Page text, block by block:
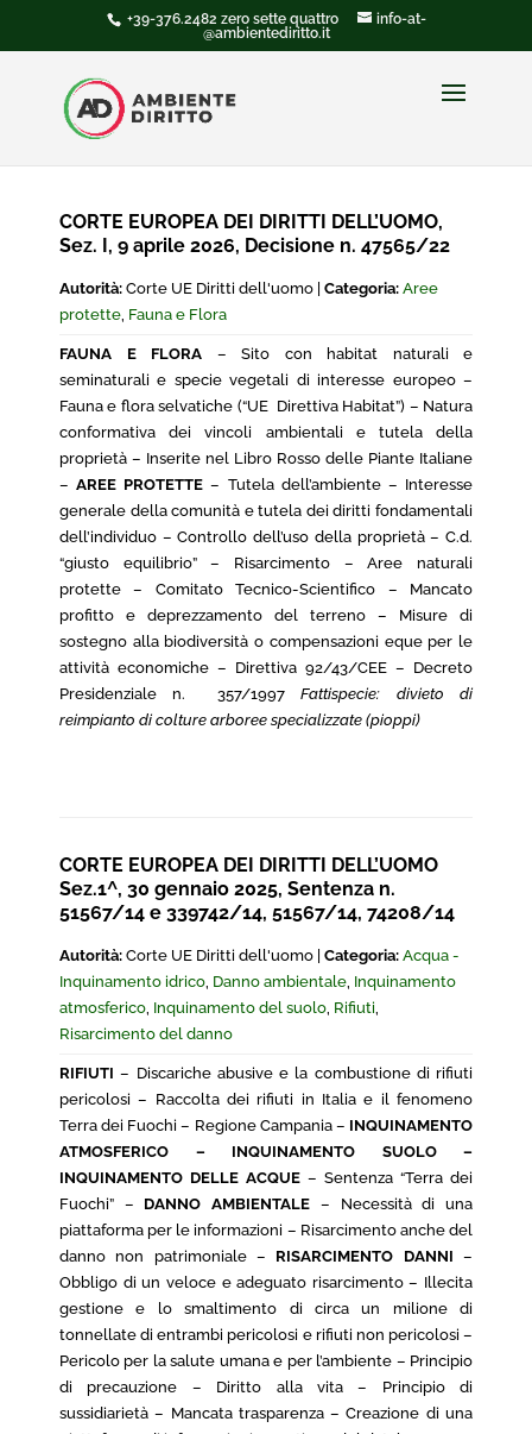
+39-376.2482 zero sette quattro
info-at-
@ambientediritto.it
CORTE EUROPEA DEI DIRITTI DELL’UOMO,
Sez. I, 9 aprile 2026, Decisione n. 47565/22
Autorità: Corte UE Diritti dell'uomo | Categoria: Aree
protette, Fauna e Flora
FAUNA E FLORA – Sito con habitat naturali e
seminaturali e specie vegetali di interesse europeo –
Fauna e flora selvatiche (“UE Direttiva Habitat”) – Natura
conformativa dei vincoli ambientali e tutela della
proprietà – Inserite nel Libro Rosso delle Piante Italiane
–AREE PROTETTE – Tutela dell’ambiente – Interesse
generale della comunità e tutela dei diritti fondamentali
dell’individuo – Controllo dell’uso della proprietà – C.d.
“giusto equilibrio” – Risarcimento – Aree naturali
protette – Comitato Tecnico-Scientifico – Mancato
profitto e deprezzamento del terreno – Misure di
sostegno alla biodiversità o compensazioni eque per le
attività economiche – Direttiva 92/43/CEE – Decreto
Presidenziale n. 357/1997Fattispecie: divieto di
reimpianto di colture arboree specializzate (pioppi)
CORTE EUROPEA DEI DIRITTI DELL’UOMO
Sez.1^, 30 gennaio 2025, Sentenza n.
51567/14 e 339742/14, 51567/14, 74208/14
Autorità: Corte UE Diritti dell'uomo | Categoria: Acqua -
Inquinamento idrico, Danno ambientale, Inquinamento
atmosferico, Inquinamento del suolo, Rifiuti,
Risarcimento del danno
RIFIUTI – Discariche abusive e la combustione di rifiuti
pericolosi – Raccolta dei rifiuti in Italia e il fenomeno
Terra dei Fuochi – Regione Campania – INQUINAMENTO
ATMOSFERICO – INQUINAMENTO SUOLO –
INQUINAMENTO DELLE ACQUE – Sentenza “Terra dei
Fuochi” – DANNO AMBIENTALE – Necessità di una
piattaforma per le informazioni – Risarcimento anche del
danno non patrimoniale – RISARCIMENTO DANNI –
Obbligo di un veloce e adeguato risarcimento – Illecita
gestione e lo smaltimento di circa un milione di
tonnellate di entrambi pericolosi e rifiuti non pericolosi –
Pericolo per la salute umana e per l’ambiente – Principio
di precauzione – Diritto alla vita – Principio di
sussidiarietà – Mancata trasparenza – Creazione di una